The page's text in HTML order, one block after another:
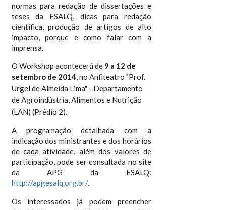
normas para redação de dissertações e
teses da ESALQ, dicas para redação
científica, produção de artigos de alto
impacto, porque e como falar com a
imprensa.
O Workshop acontecerá de 9 a 12 de
setembro de 2014, no Anfiteatro "Prof.
Urgel de Almeida Lima" - Departamento
de Agroindústria, Alimentos e Nutrição
(LAN) (Prédio 2).
A programação detalhada com a
indicação dos ministrantes e dos horários
de cada atividade, além dos valores de
participação, pode ser consultada no site
da APG da ESALQ:
http://apgesalq.org.br/.
Os interessados já podem preencher